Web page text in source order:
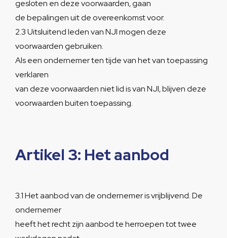
gesloten en deze voorwaarden, gaan
de bepalingen uit de overeenkomst voor.
2.3 Uitsluitend leden van NJI mogen deze
voorwaarden gebruiken.
Als een ondernemer ten tijde van het van toepassing
verklaren
van deze voorwaarden niet lid is van NJI, blijven deze
voorwaarden buiten toepassing.
Artikel 3: Het aanbod
3.1 Het aanbod van de ondernemer is vrijblijvend. De
ondernemer
heeft het recht zijn aanbod te herroepen tot twee